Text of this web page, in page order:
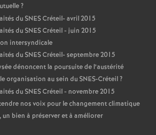
?
duSNESCréteil- avril 2015
duSNESCréteil - juin 2015
intersyndicale
duSNESCréteil- septembre 2015
dénoncent la poursuite de l’austérité
organisation au sein duSNES-Créteil?
duSNESCréteil - novembre 2015
nos voix pour le changement climatique
un bien à préserver et à améliorer